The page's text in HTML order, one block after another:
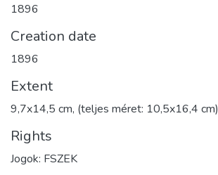
1896
Creation date
1896
Extent
9,7x14,5 cm, (teljes méret: 10,5x16,4 cm)
Rights
Jogok: FSZEK